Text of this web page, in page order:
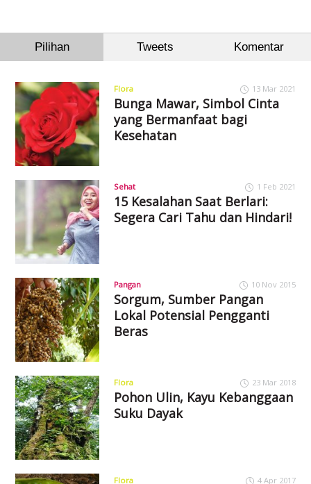
Pilihan Tweets Komentar
Flora 13 Mar 2021
Bunga Mawar, Simbol Cinta
yang Bermanfaat bagi
Kesehatan
Sehat 1 Feb 2021
15 Kesalahan Saat Berlari:
Segera Cari Tahu dan Hindari!
Pangan 10 Nov 2015
Sorgum, Sumber Pangan
Lokal Potensial Pengganti
Beras
Flora 23 Mar 2018
Pohon Ulin, Kayu Kebanggaan
Suku Dayak
Flora 4 Apr 2017